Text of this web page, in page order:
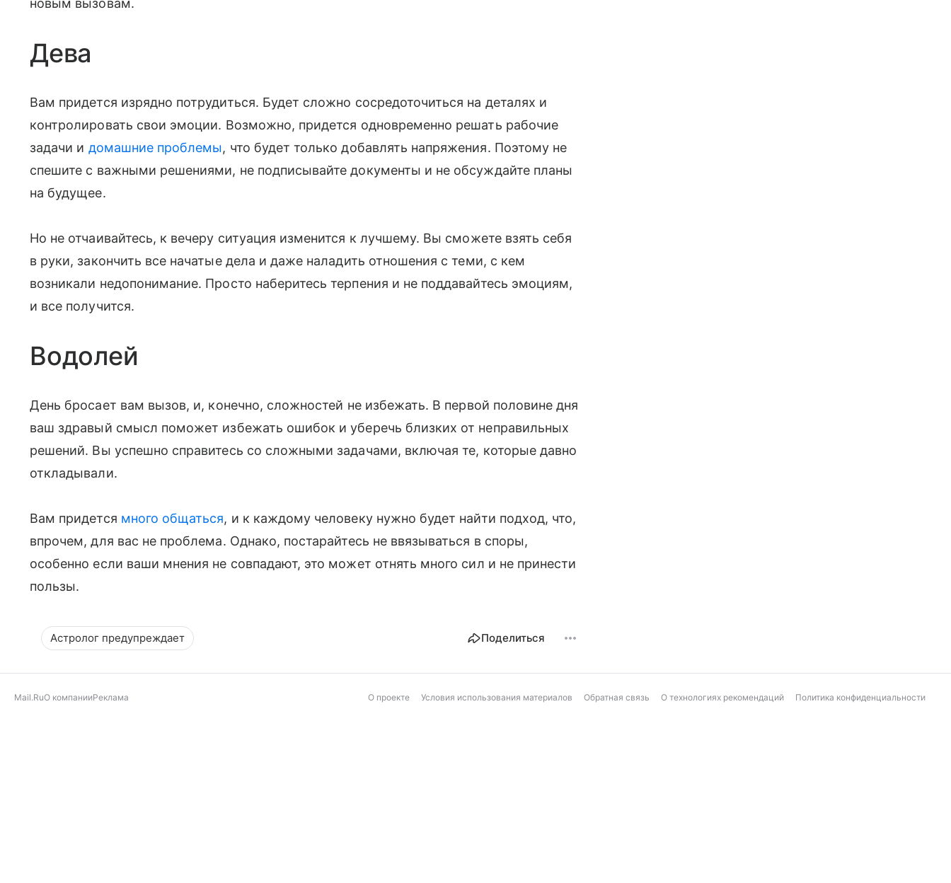
новым вызовам.
Дева
Вам придется изрядно потрудиться. Будет сложно сосредоточиться на деталях и
контролировать свои эмоции. Возможно, придется одновременно решать рабочие
задачи и домашние проблемы, что будет только добавлять напряжения. Поэтому не
спешите с важными решениями, не подписывайте документы и не обсуждайте планы
на будущее.
Но не отчаивайтесь, к вечеру ситуация изменится к лучшему. Вы сможете взять себя
в руки, закончить все начатые дела и даже наладить отношения с теми, с кем
возникали недопонимание. Просто наберитесь терпения и не поддавайтесь эмоциям,
и все получится.
Водолей
День бросает вам вызов, и, конечно, сложностей не избежать. В первой половине дня
ваш здравый смысл поможет избежать ошибок и уберечь близких от неправильных
решений. Вы успешно справитесь со сложными задачами, включая те, которые давно
откладывали.
Вам придется много общаться, и к каждому человеку нужно будет найти подход, что,
впрочем, для вас не проблема. Однако, постарайтесь не ввязываться в споры,
особенно если ваши мнения не совпадают, это может отнять много сил и не принести
пользы.
Астролог предупреждает Поделиться
Mail.RuО компанииРеклама О проекте Условия использования материалов Обратная связь О технологиях рекомендаций Политика конфиденциальности